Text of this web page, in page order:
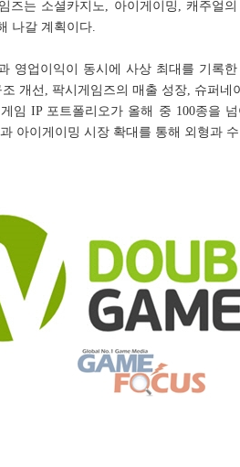
즈는 소셜카지노, 아이게이밍, 캐주얼
나갈 계획이다.
영업이익이 동시에 사상 최대를 기록
개선, 팍시게임즈의 매출 성장, 슈퍼
임 IP 포트폴리오가 올해 중 100종을
아이게이밍 시장 확대를 통해 외형과